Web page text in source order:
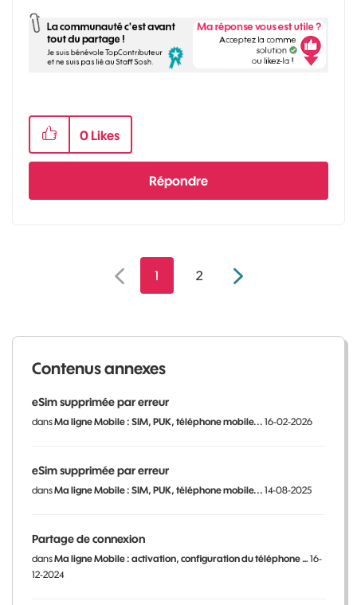
0 Likes
Répondre
1 2
Contenus annexes
eSim supprimée par erreur
dansMa ligne Mobile : SIM, PUK, téléphone mobile... 16-02-2026
eSim supprimée par erreur
dansMa ligne Mobile : SIM, PUK, téléphone mobile... 14-08-2025
Partage de connexion
dansMa ligne Mobile : activation, configuration du téléphone …16-
12-2024